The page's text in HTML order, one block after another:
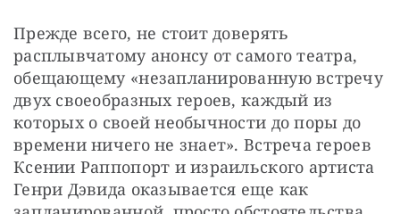
Прежде всего, не стоит доверять
расплывчатому анонсу от самого театра,
обещающему «незапланированную встречу
двух своеобразных героев, каждый из
которых о своей необычности до поры до
времени ничего не знает». Встреча героев
Ксении Раппопорт и израильского артиста
Генри Дэвида оказывается еще как